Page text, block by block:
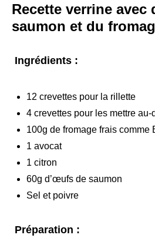
Recette verrine
saumon et du
Ingrédients :
12 crevettes pour la rillette
4 crevettes pour les mettre
100g de fromage frais comme
1 avocat
1 citron
60g d’œufs de saumon
Sel et poivre
Préparation :